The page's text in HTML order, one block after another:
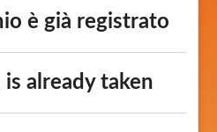
è già registrato
already taken